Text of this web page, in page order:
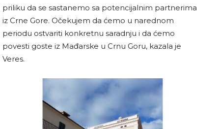
priliku da se sastanemo sa potencijalnim partnerima
iz Crne Gore. Očekujem da ćemo u narednom
periodu ostvariti konkretnu saradnju i da ćemo
povesti goste iz Mađarske u Crnu Goru, kazala je
Veres.